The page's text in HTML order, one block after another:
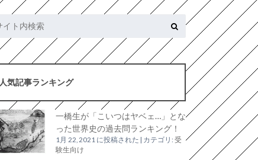
人気記事ランキング
一橋生が「こいつはヤベェ…」とな
った世界史の過去問ランキング！
1月 22, 2021 に投稿された | カテゴリ: 受
験生向け